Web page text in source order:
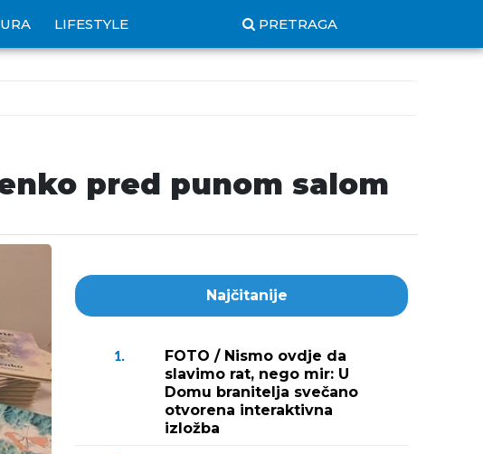
LIFESTYLE PRETRAGA
pred punom salom
Najčitanije
1.
FOTO / Nismo ovdje da
slavimo rat, nego mir: U
Domu branitelja svečano
otvorena interaktivna
izložba